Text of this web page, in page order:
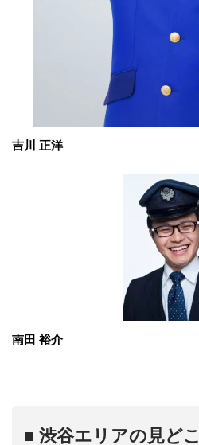
吉川 正洋
南田 裕介
■ 渋谷エリアの見ど